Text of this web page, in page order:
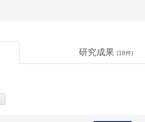
研究成果 (18件)